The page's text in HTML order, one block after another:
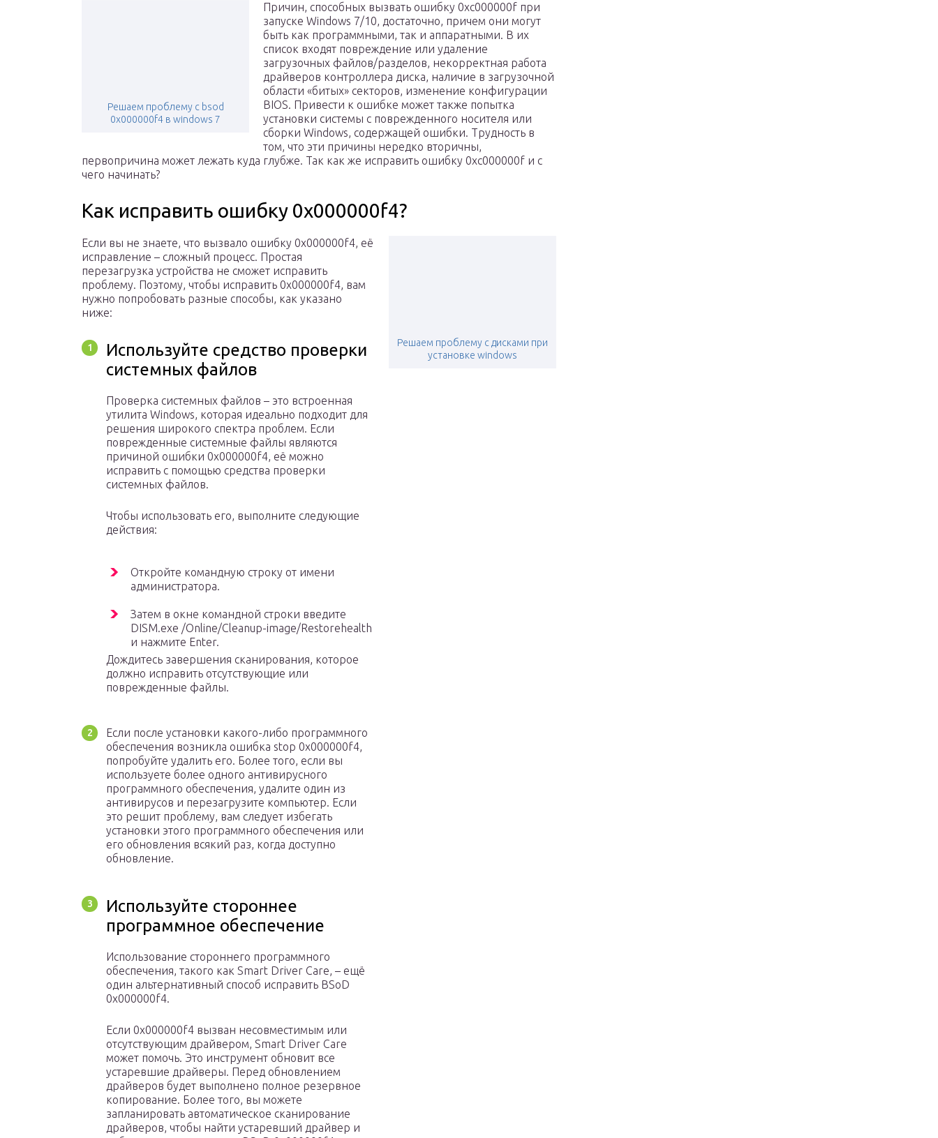
Решаем проблему с bsod
0x000000f4 в windows 7
Причин, способных вызвать ошибку 0xc000000f при
запуске Windows 7/10, достаточно, причем они могут
быть как программными, так и аппаратными. В их
список входят повреждение или удаление
загрузочных файлов/разделов, некорректная работа
драйверов контроллера диска, наличие в загрузочной
области «битых» секторов, изменение конфигурации
BIOS. Привести к ошибке может также попытка
установки системы с поврежденного носителя или
сборки Windows, содержащей ошибки. Трудность в
том, что эти причины нередко вторичны,
первопричина может лежать куда глубже. Так как же исправить ошибку 0xc000000f и с
чего начинать?
Как исправить ошибку 0x000000f4?
Решаем проблему с дисками при
установке windows
Если вы не знаете, что вызвало ошибку 0x000000f4, её
исправление – сложный процесс. Простая
перезагрузка устройства не сможет исправить
проблему. Поэтому, чтобы исправить 0x000000f4, вам
нужно попробовать разные способы, как указано
ниже:
Используйте средство проверки
системных файлов
Проверка системных файлов – это встроенная
утилита Windows, которая идеально подходит для
решения широкого спектра проблем. Если
поврежденные системные файлы являются
причиной ошибки 0x000000f4, её можно
исправить с помощью средства проверки
системных файлов.
Чтобы использовать его, выполните следующие
действия:
Откройте командную строку от имени
администратора.
Затем в окне командной строки введите
DISM.exe /Online/Cleanup-image/Restorehealth
и нажмите Enter.
Дождитесь завершения сканирования, которое
должно исправить отсутствующие или
поврежденные файлы.
Если после установки какого-либо программного
обеспечения возникла ошибка stop 0x000000f4,
попробуйте удалить его. Более того, если вы
используете более одного антивирусного
программного обеспечения, удалите один из
антивирусов и перезагрузите компьютер. Если
это решит проблему, вам следует избегать
установки этого программного обеспечения или
его обновления всякий раз, когда доступно
обновление.
Используйте стороннее
программное обеспечение
Использование стороннего программного
обеспечения, такого как Smart Driver Care, – ещё
один альтернативный способ исправить BSoD
0x000000f4.
Если 0x000000f4 вызван несовместимым или
отсутствующим драйвером, Smart Driver Care
может помочь. Это инструмент обновит все
устаревшие драйверы. Перед обновлением
драйверов будет выполнено полное резервное
копирование. Более того, вы можете
запланировать автоматическое сканирование
драйверов, чтобы найти устаревший драйвер и